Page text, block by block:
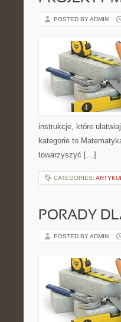
POSTED BY ADMIN
instrukcje, które
kategorie to
towarzyszyć […]
CATEGORIES:
PORADY
POSTED BY ADMIN